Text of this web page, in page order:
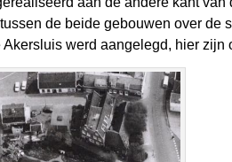
de beide gebouwen over de
werd aangelegd, hier zijn